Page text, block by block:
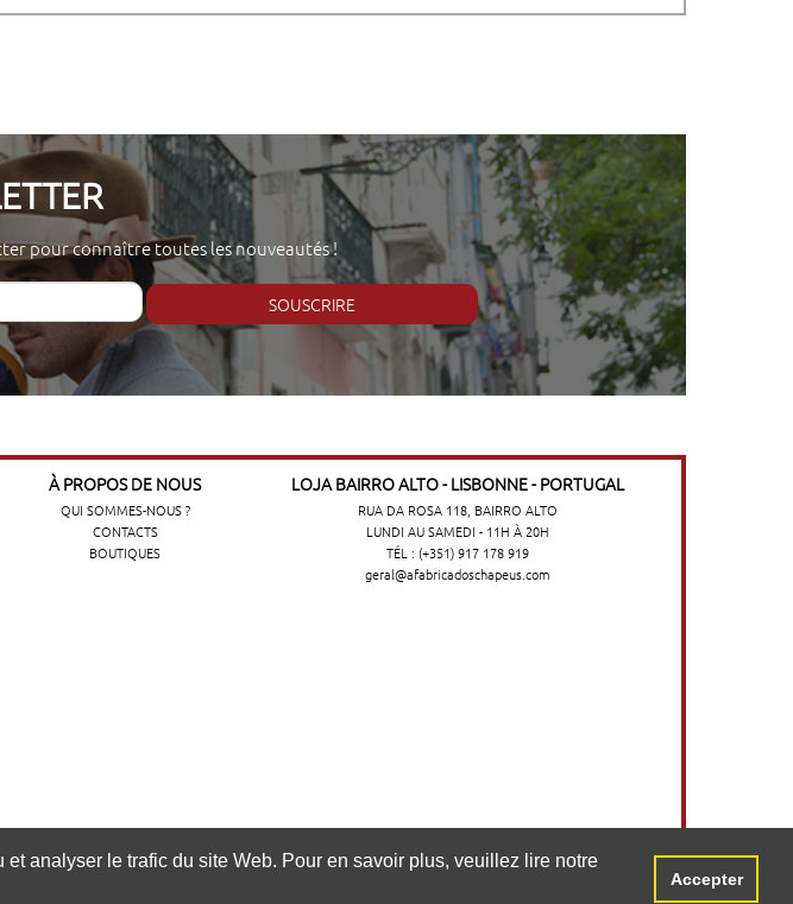
e analisar o tráfego no website. Para saber mais, consulte a
Aceitar
analyser le trafic du site Web. Pour en savoir plus, veuillez lire notre
Accepter
pour connaître toutes les nouveautés !
SOUSCRIRE
À PROPOS DE NOUS
QUI SOMMES-NOUS ?
CONTACTS
BOUTIQUES
LOJA BAIRRO ALTO - LISBONNE - PORTUGAL
RUA DA ROSA 118, BAIRRO ALTO
LUNDI AU SAMEDI - 11H À 20H
TÉL : (+351) 917 178 919
geral@afabricadoschapeus.com
TERMES ET CONDITIONS